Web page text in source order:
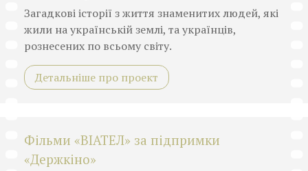
Загадкові історії з життя знаменитих людей, які
жили на українській землі, та українців,
рознесених по всьому світу.
Детальніше про проект
Фільми «ВІАТЕЛ» за підпримки
«Держкіно»